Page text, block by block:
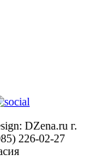
DZena.ru г.
226-02-27